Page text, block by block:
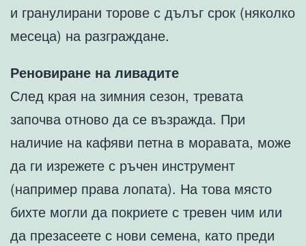
и гранулирани торове с дълъг срок (няколко
месеца) на разграждане.
Реновиране на ливадите
След края на зимния сезон, тревата
започва отново да се възражда. При
наличие на кафяви петна в моравата, може
да ги изрежете с ръчен инструмент
(например права лопата). На това място
бихте могли да покриете с тревен чим или
да презасеете с нови семена, като преди